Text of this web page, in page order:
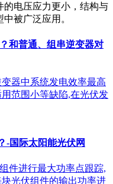
的电压应力更小，结构与
被广泛应用。
和普通、组串逆变器对
器中系统发电效率最高
范围小等缺陷,在光伏发
-国际太阳能光伏网
件进行最大功率点跟踪,
光伏组件的输出功率进